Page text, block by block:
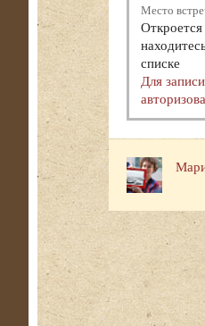
Место
списке
Для